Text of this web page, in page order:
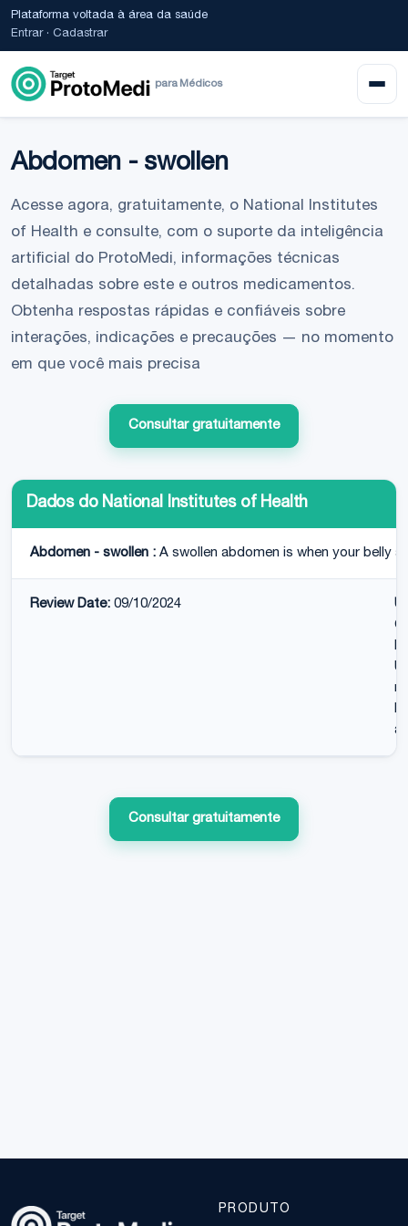
Plataforma voltada à área da saúde
Entrar· Cadastrar
para Médicos
Abdomen - swollen
Acesse agora, gratuitamente, o National Institutes
of Health e consulte, com o suporte da inteligência
artificial do ProtoMedi, informações técnicas
detalhadas sobre este e outros medicamentos.
Obtenha respostas rápidas e confiáveis sobre
interações, indicações e precauções — no momento
em que você mais precisa
Consultar gratuitamente
Dados do National Institutes of Health
Abdomen - swollen : A swollen abdomen is when your belly
Review Date: 09/10/2024
Consultar gratuitamente
PRODUTO